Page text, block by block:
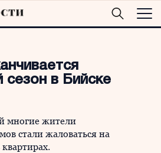
сезон в Бийске
многие жители
стали жаловаться на